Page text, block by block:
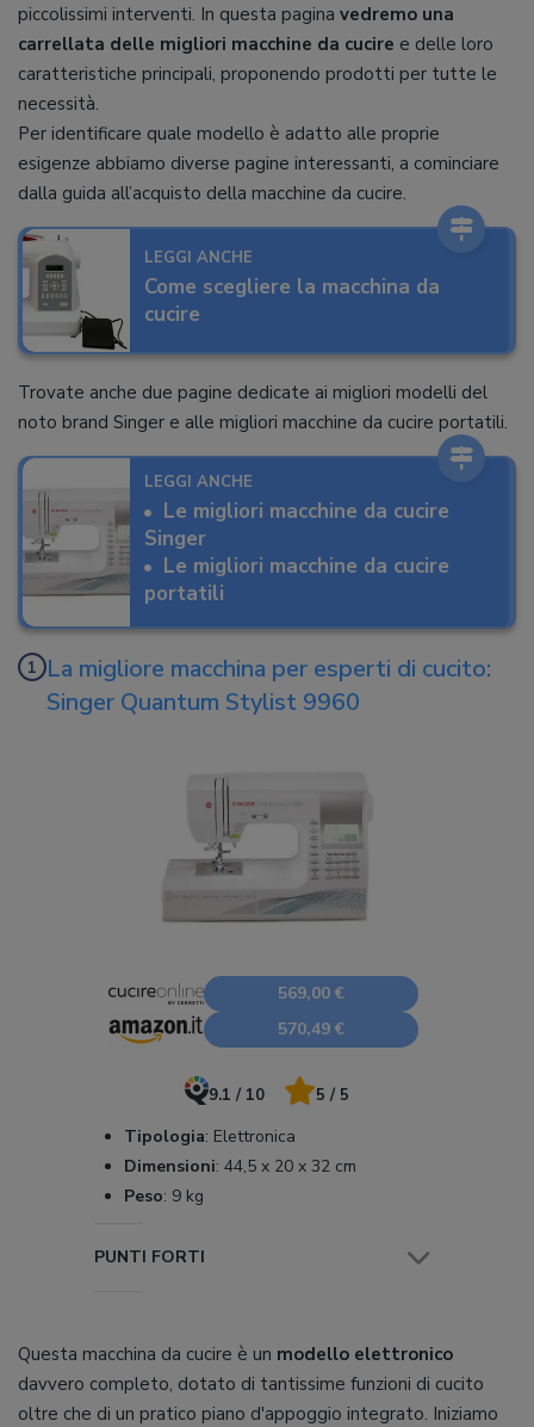
piccolissimi interventi. In questa pagina vedremo una
carrellata delle migliori macchine da cucire e delle loro
caratteristiche principali, proponendo prodotti per tutte le
necessità.
Per identificare quale modello è adatto alle proprie
esigenze abbiamo diverse pagine interessanti, a cominciare
dalla guida all’acquisto della macchine da cucire.
LEGGI ANCHE
Come scegliere la macchina da
cucire
Trovate anche due pagine dedicate ai migliori modelli del
noto brand Singer e alle migliori macchine da cucire portatili.
LEGGI ANCHE
Le migliori macchine da cucire
Singer
Le migliori macchine da cucire
portatili
La migliore macchina per esperti di cucito:
Singer Quantum Stylist 9960
569,00 €
570,49 €
9.1 / 10 5 / 5
Tipologia: Elettronica
Dimensioni: 44,5 x 20 x 32 cm
Peso: 9 kg
PUNTI FORTI
Questa macchina da cucire è un modello elettronico
davvero completo, dotato di tantissime funzioni di cucito
oltre che di un pratico piano d'appoggio integrato. Iniziamo